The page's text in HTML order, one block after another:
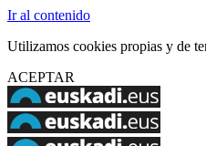
Ir al contenido
Utilizamos cookies propias y de
ACEPTAR